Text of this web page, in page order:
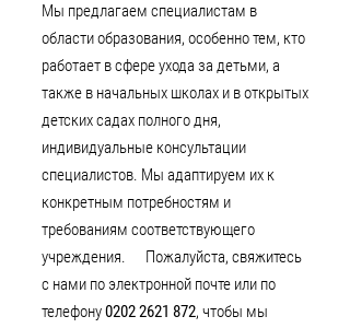
Мы предлагаем специалистам в
области образования, особенно тем, кто
работает в сфере ухода за детьми, а
также в начальных школах и в открытых
детских садах полного дня,
индивидуальные консультации
специалистов. Мы адаптируем их к
конкретным потребностям и
требованиям соответствующего
учреждения. Пожалуйста, свяжитесь
с нами по электронной почте или по
телефону0202 2621 872, чтобы мы